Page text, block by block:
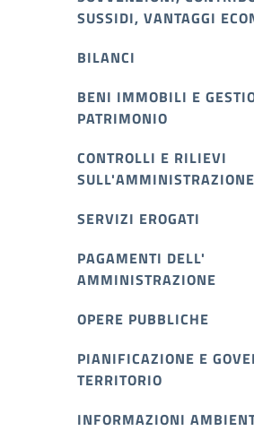
SUSSIDI, VANTAGGI
BILANCI
BENI IMMOBILI E
PATRIMONIO
CONTROLLI E RILIEVI
SULL'AMMINISTRAZIONE
SERVIZI EROGATI
PAGAMENTI DELL'
AMMINISTRAZIONE
OPERE PUBBLICHE
PIANIFICAZIONE E
TERRITORIO
INFORMAZIONI